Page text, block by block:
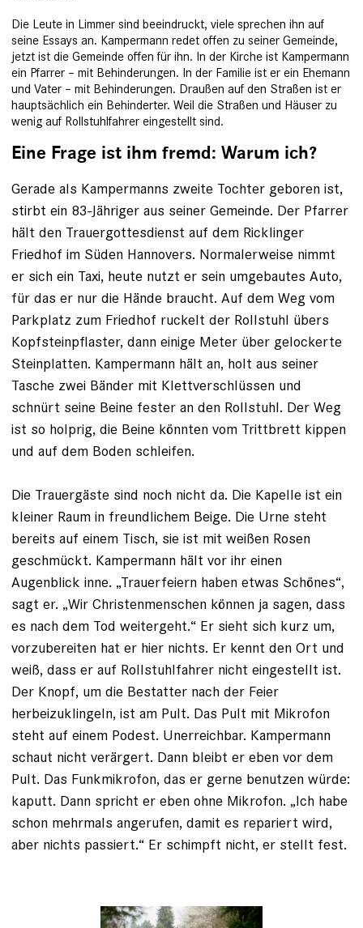
Die Leute in Limmer sind beeindruckt, viele sprechen ihn auf
seine Essays an. Kampermann redet offen zu seiner Gemeinde,
jetzt ist die Gemeinde offen für ihn. In der Kirche ist Kampermann
ein Pfarrer – mit Behinderungen. In der Fami­lie ist er ein Ehemann
und Vater – mit Behinderungen. Draußen auf den Straßen ist er
hauptsächlich ein Behinderter. Weil die Straßen und Häuser zu
wenig auf Rollstuhlfahrer eingestellt sind.
Eine Frage ist ihm fremd: Warum ich?
Gerade als Kampermanns zweite Tochter geboren ist,
stirbt ein 83-Jähriger aus seiner Gemeinde. Der Pfarrer
hält den Trauergottes­dienst auf dem Ricklinger
Friedhof im ­Süden Hannovers. Normalerweise nimmt
er sich ein Taxi, heute nutzt er sein umgebautes Auto,
für das er nur die Hände braucht. Auf dem Weg vom
Parkplatz zum Friedhof ruckelt der Rollstuhl übers
Kopfsteinpflaster, dann einige Meter über gelockerte
Steinplatten. Kampermann hält an, holt aus seiner
Tasche zwei Bänder mit Klettverschlüssen und
schnürt seine ­Beine fester an den Rollstuhl. Der Weg
ist so holprig, die Beine könnten vom Trittbrett kippen
und auf dem Boden schleifen.
Die Trauergäste sind noch nicht da. Die Kapelle ist ein
kleiner Raum in freundlichem ­Beige. Die Urne steht
bereits auf einem Tisch, sie ist mit weißen Rosen
geschmückt. Kampermann hält vor ihr einen
Augenblick inne. „Trauerfeiern haben ­etwas Schönes“,
sagt er. „Wir Christen­menschen können ja sagen, dass
es nach dem Tod weitergeht.“ Er sieht sich kurz um,
vorzubereiten hat er hier nichts. Er kennt den Ort und
weiß, dass er auf Rollstuhlfahrer nicht eingestellt ist.
Der Knopf, um die Bestatter nach der Feier
herbeizuklingeln, ist am Pult. Das Pult mit Mikrofon
steht auf einem Podest. Unerreichbar. Kampermann
schaut nicht verärgert. Dann bleibt er eben vor dem
Pult. Das Funkmikrofon, das er gerne benutzen würde:
kaputt. Dann spricht er eben ohne Mikrofon. „Ich ­habe
schon mehrmals angerufen, damit es repariert wird,
aber nichts passiert.“ Er schimpft nicht, er stellt fest.